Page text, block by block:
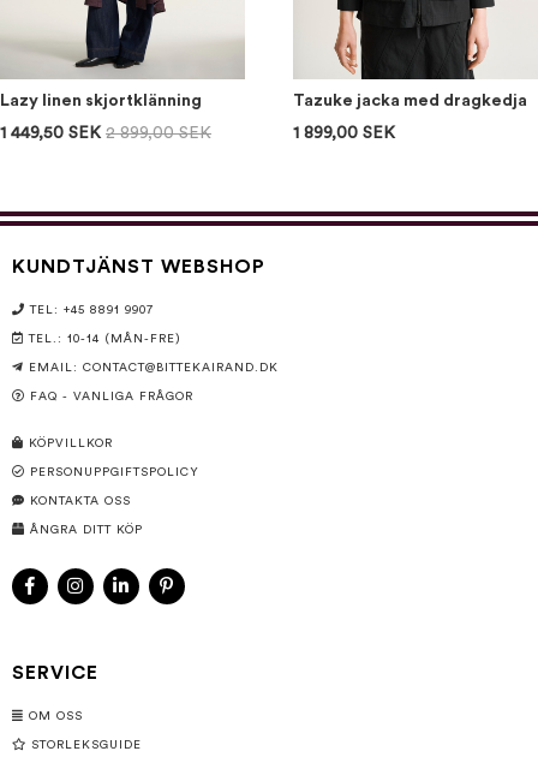
Lazy linen skjortklänning
1 449,50 SEK 2 899,00 SEK
Tazuke jacka med dragkedja
1 899,00 SEK
KUNDTJÄNST WEBSHOP
TEL: +45 8891 9907
TEL.: 10-14 (MÅN-FRE)
EMAIL: CONTACT@BITTEKAIRAND.DK
FAQ - VANLIGA FRÅGOR
KÖPVILLKOR
PERSONUPPGIFTSPOLICY
KONTAKTA OSS
ÅNGRA DITT KÖP
SERVICE
OM OSS
STORLEKSGUIDE